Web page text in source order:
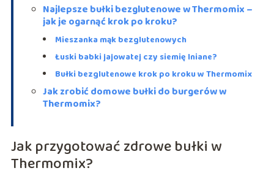
Najlepsze bułki bezglutenowe w Thermomix –
jak je ogarnąć krok po kroku?
Mieszanka mąk bezglutenowych
Łuski babki jajowatej czy siemię lniane?
Bułki bezglutenowe krok po kroku w Thermomix
Jak zrobić domowe bułki do burgerów w
Thermomix?
Jak przygotować zdrowe bułki w
Thermomix?